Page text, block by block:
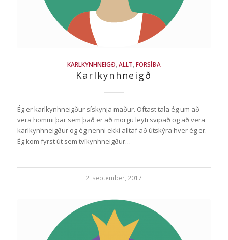
KARLKYNHNEIGÐ ALLT FORSÍÐA
Karlkynhneigð
Ég er karlkynhneigður sískynja maður. Oftast tala ég um að
vera hommi þar sem það er að mörgu leyti svipað og að vera
karlkynhneigður og ég nenni ekki alltaf að útskýra hver ég er.
Ég kom fyrst út sem tvíkynhneigður…
2. september, 2017